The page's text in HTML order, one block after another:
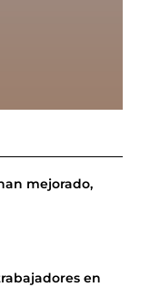
mejorado,
en